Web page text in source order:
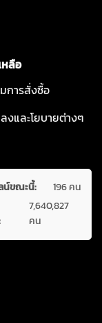
ลือ
การสั่งซื้อ
งและโยบายต่างๆ
น์ขณะนี้:
196 คน
7,640,827
คน